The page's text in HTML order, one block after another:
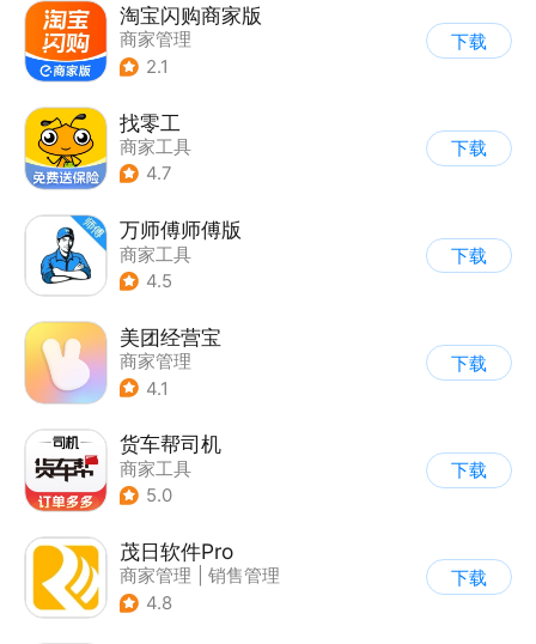
淘宝闪购商家版
商家管理
2.1
下载
找零工
商家工具
4.7
下载
万师傅师傅版
商家工具
4.5
下载
美团经营宝
商家管理
4.1
下载
货车帮司机
商家工具
5.0
下载
茂日软件Pro
商家管理
销售管理
4.8
下载